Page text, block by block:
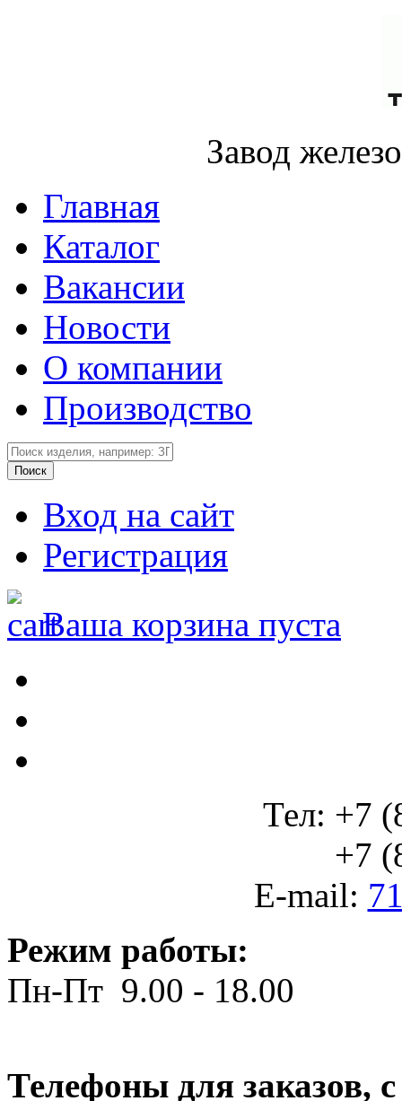
Завод
Главная
Каталог
Вакансии
Новости
О компании
Производство
Вход на сайт
Регистрация
Ваша корзина пуста
Тел: +7
+7
E-mail:
Режим работы:
Пн-Пт 9.00 - 18.00
Телефоны для заказов,